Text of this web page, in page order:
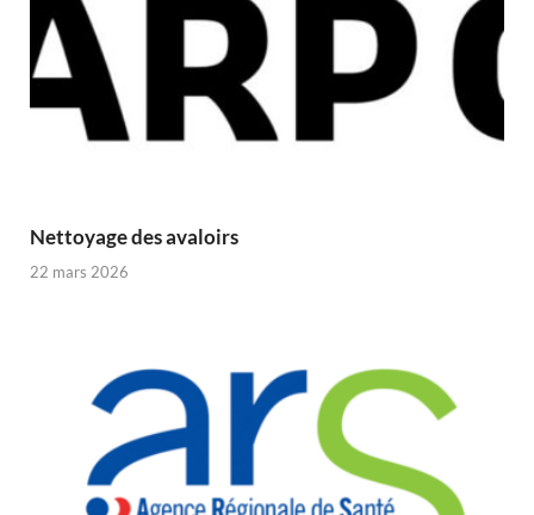
Nettoyage des avaloirs
22 mars 2026